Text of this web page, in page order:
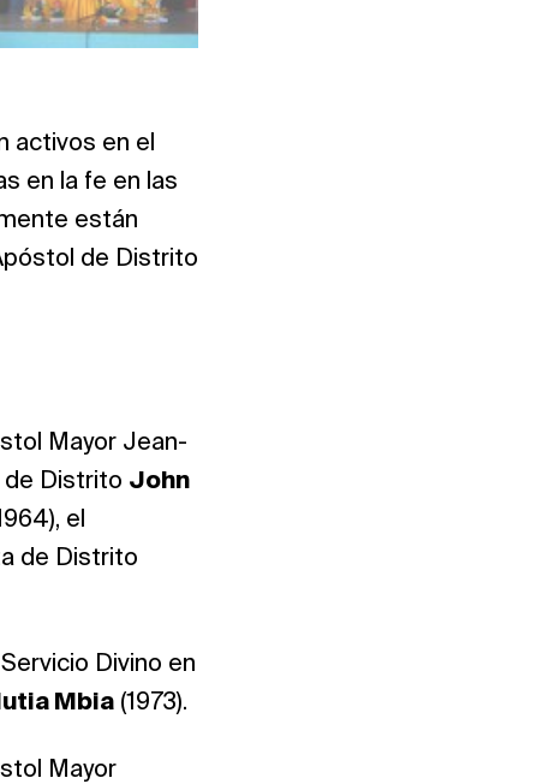
activos en el
en la fe en las
están
de Distrito
Mayor Jean-
de Distrito John
el
de Distrito
Divino en
Mbia (1973).
Mayor